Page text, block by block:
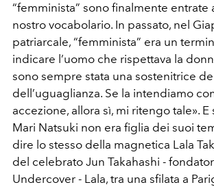
“femminista” sono finalmente entrate
nostro vocabolario. In passato, nel
patriarcale, “femminista” era un
indicare l’uomo che rispettava la
sono sempre stata una sostenitrice
dell’uguaglianza. Se la intendiamo
accezione, allora sì, mi ritengo tale».
Mari Natsuki non era figlia dei suoi
dire lo stesso della magnetica Lala
del celebrato Jun Takahashi -
Undercover - Lala, tra una sfilata a